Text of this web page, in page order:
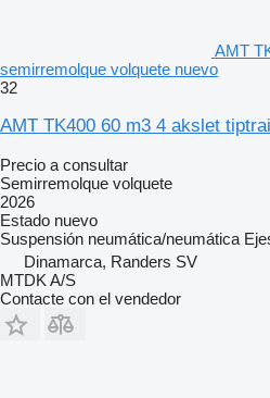
AMT
semirremolque volquete nuevo
32
AMT TK400 60 m3 4 akslet
Precio a consultar
Semirremolque volquete
2026
Estado nuevo
Suspensión neumática/neumática
Dinamarca, Randers SV
MTDK A/S
Contacte con el vendedor